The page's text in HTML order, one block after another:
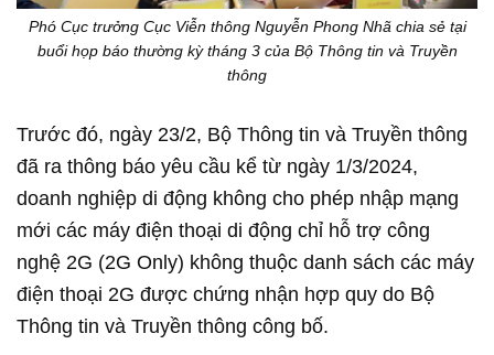
Phó Cục trưởng Cục Viễn thông Nguyễn Phong Nhã chia sẻ tại
buổi họp báo thường kỳ tháng 3 của Bộ Thông tin và Truyền
thông
Trước đó, ngày 23/2, Bộ Thông tin và Truyền thông
đã ra thông báo yêu cầu kể từ ngày 1/3/2024,
doanh nghiệp di động không cho phép nhập mạng
mới các máy điện thoại di động chỉ hỗ trợ công
nghệ 2G (2G Only) không thuộc danh sách các máy
điện thoại 2G được chứng nhận hợp quy do Bộ
Thông tin và Truyền thông công bố.